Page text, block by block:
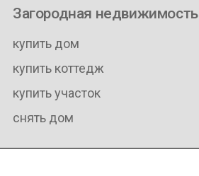
Загородная недвижимость
купить дом
купить коттедж
купить участок
снять дом